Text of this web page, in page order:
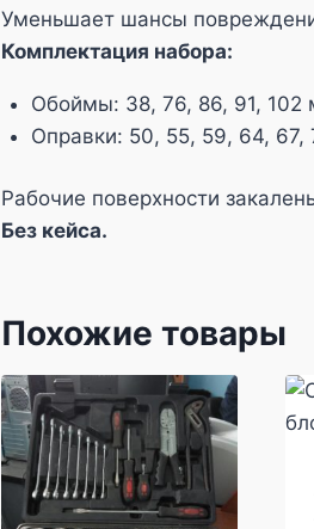
Уменьшает шансы
Комплектация набора:
Обоймы: 38, 76, 86, 91, 102
Оправки: 50, 55, 59, 64,
Рабочие поверхности
Без кейса.
Похожие товары